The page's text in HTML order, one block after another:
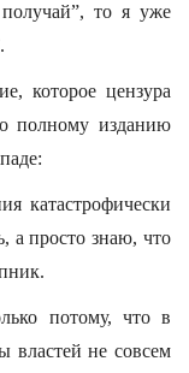
то я уже
которое цензура
полному изданию
катастрофически
а просто знаю, что
потому, что в
властей не совсем